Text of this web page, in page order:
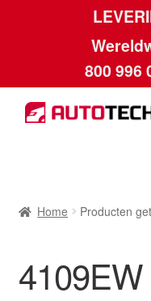
800 996
Ga
door
Ga
naar
Betalingen
Home Producten
4109EW